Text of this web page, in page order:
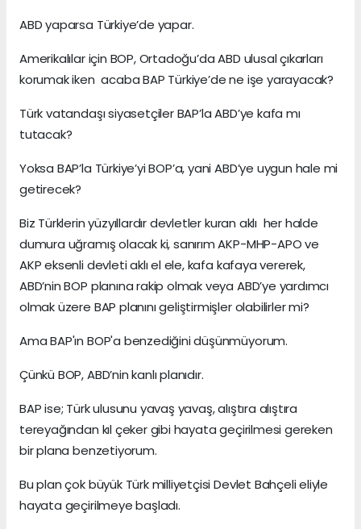
ABD yaparsa Türkiye’de yapar.
Amerikalılar için BOP, Ortadoğu’da ABD ulusal çıkarları
korumak iken acaba BAP Türkiye’de ne işe yarayacak?
Türk vatandaşı siyasetçiler BAP’la ABD’ye kafa mı
tutacak?
Yoksa BAP’la Türkiye’yi BOP’a, yani ABD’ye uygun hale mi
getirecek?
Biz Türklerin yüzyıllardır devletler kuran aklı her halde
dumura uğramış olacak ki, sanırım AKP-MHP-APO ve
AKP eksenli devleti aklı el ele, kafa kafaya vererek,
ABD’nin BOP planına rakip olmak veya ABD’ye yardımcı
olmak üzere BAP planını geliştirmişler olabilirler mi?
Ama BAP'ın BOP'a benzediğini düşünmüyorum.
Çünkü BOP, ABD’nin kanlı planıdır.
BAP ise; Türk ulusunu yavaş yavaş, alıştıra alıştıra
tereyağından kıl çeker gibi hayata geçirilmesi gereken
bir plana benzetiyorum.
Bu plan çok büyük Türk milliyetçisi Devlet Bahçeli eliyle
hayata geçirilmeye başladı.